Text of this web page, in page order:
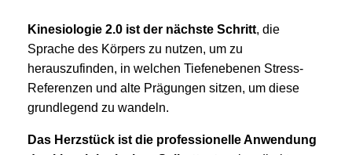
Kinesiologie 2.0 ist der nächste Schritt, die
Sprache des Körpers zu nutzen, um zu
herauszufinden, in welchen Tiefenebenen Stress-
Referenzen und alte Prägungen sitzen, um diese
grundlegend zu wandeln.
Das Herzstück ist die professionelle Anwendung